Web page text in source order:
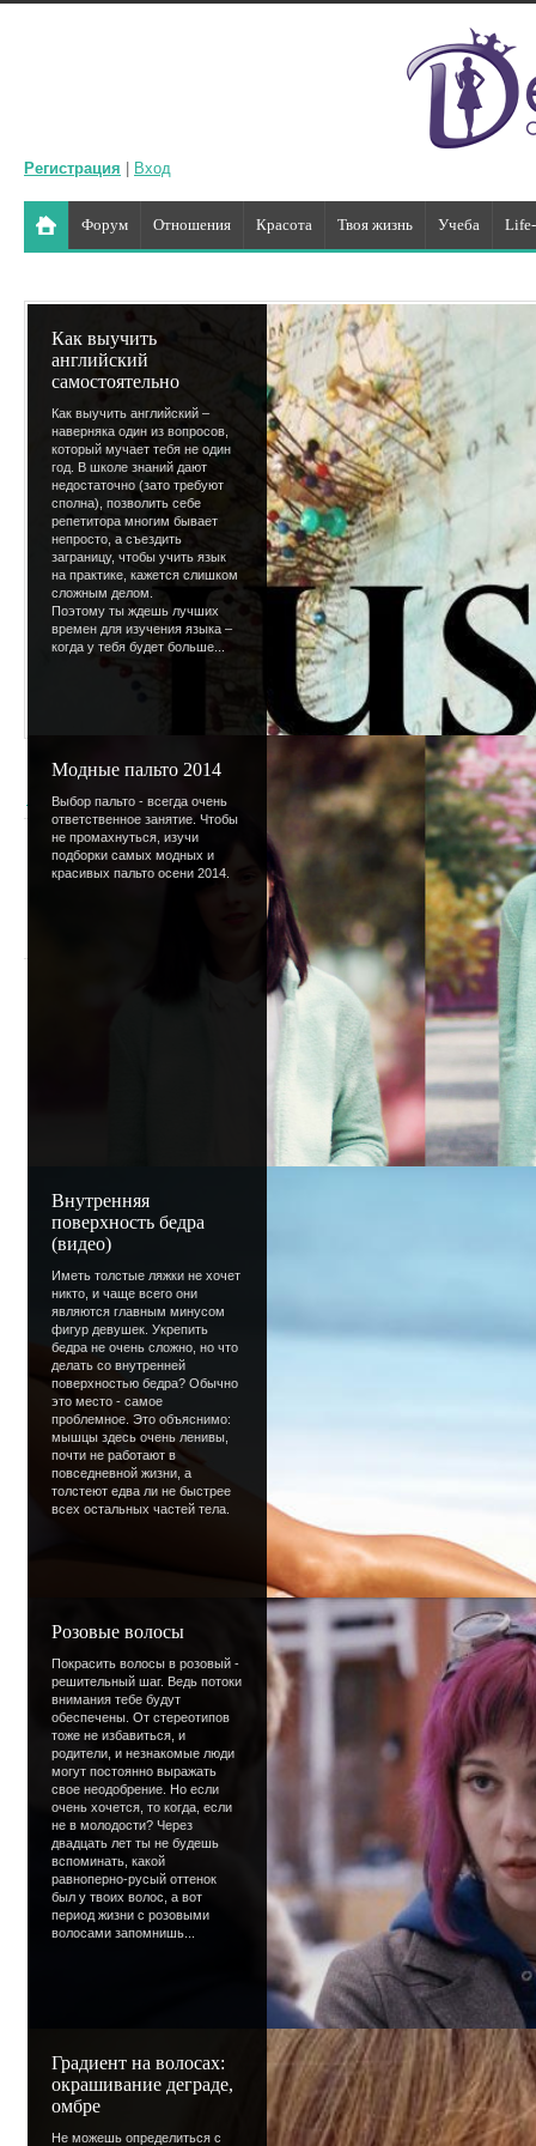
Регистрация Вход
Форум Отношения Красота Твоя жизнь Учеба
Как выучить
английский
самостоятельно
Как выучить английский –
наверняка один из вопросов,
который мучает тебя не один
год. В школе знаний дают
недостаточно (зато требуют
сполна), позволить себе
репетитора многим бывает
непросто, а съездить
заграницу, чтобы учить язык
на практике, кажется слишком
сложным делом.
Поэтому ты ждешь лучших
времен для изучения языка –
когда у тебя будет больше...
Модные пальто 2014
Выбор пальто - всегда очень
ответственное занятие. Чтобы
не промахнуться, изучи
подборки самых модных и
красивых пальто осени 2014.
Внутренняя
поверхность бедра
(видео)
Иметь толстые ляжки не хочет
никто, и чаще всего они
являются главным минусом
фигур девушек. Укрепить
бедра не очень сложно, но что
делать со внутренней
поверхностью бедра? Обычно
это место - самое
проблемное. Это объяснимо:
мышцы здесь очень ленивы,
почти не работают в
повседневной жизни, а
толстеют едва ли не быстрее
всех остальных частей тела.
Розовые волосы
Покрасить волосы в розовый -
решительный шаг. Ведь потоки
внимания тебе будут
обеспечены. От стереотипов
тоже не избавиться, и
родители, и незнакомые люди
могут постоянно выражать
свое неодобрение. Но если
очень хочется, то когда, если
не в молодости? Через
двадцать лет ты не будешь
вспоминать, какой
равноперно-русый оттенок
был у твоих волос, а вот
период жизни с розовыми
волосами запомнишь...
Градиент на волосах:
окрашивание деграде,
омбре
Не можешь определиться с
Главная»FAQ»Девчоночье
мода
Мой парень
Любовь...
Как мне вылечиться от интернет зависимости? Или всё уже
Говорят, что сумку нужно подбирать под
обувь).Обязательно ли это?Что ты об
Раньше действительно без этого было
а уж мода тем более. Сейчас можно
цвета, и вовсе необязательно чтобы
сапогам (ну или наоборот)
Я думаю что это выглядит довольно
много мороки с подборкой цвета,
Добавил: АнимашкА
Мой парень
Привет.Понимаешь...Мой парень любит
одежде),а я нет.Он на меня обижается и
чтобы я могла и не стеснялась
Ответ:
Ярко одеваться - это не значит
блестящий топ. Думаю, и твой парень
Он просто хочет что бы ты выделялась
раз ты не любишь яркие цвета, то не
одежде, которая тебе не нравится, ты
неуверенно, зажиматься, и это
жизнь. Что же делать? Есть несколько
найти свой цвет, тот который тебе
сразу несколько таких цветов! Если ты
вещь тебя действительно украшает, то
стеснительность ;) Второй вариант -
ярче тебе помогут не только цвета, но
одежды. Можно добавлять несколько
сумку, бижутерию.